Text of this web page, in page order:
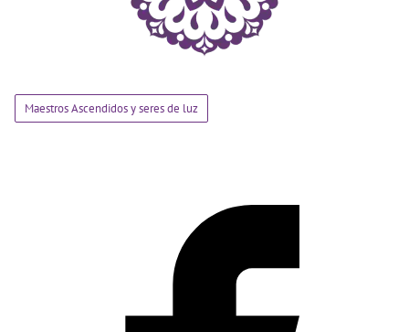
Maestros Ascendidos y seres de luz